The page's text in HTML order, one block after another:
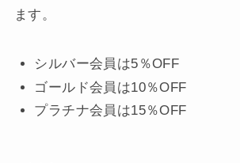
ます。
シルバー会員は5％OFF
ゴールド会員は10％OFF
プラチナ会員は15％OFF